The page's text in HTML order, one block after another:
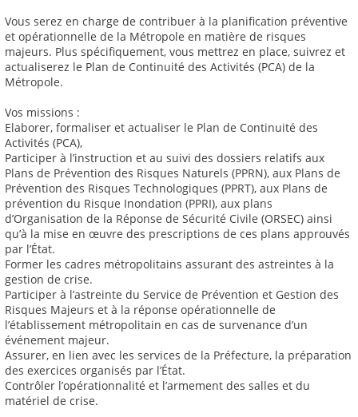
Vous serez en charge de contribuer à la planification préventive
et opérationnelle de la Métropole en matière de risques
majeurs. Plus spécifiquement, vous mettrez en place, suivrez et
actualiserez le Plan de Continuité des Activités (PCA) de la
Métropole.
Vos missions :
Elaborer, formaliser et actualiser le Plan de Continuité des
Activités (PCA),
Participer à l’instruction et au suivi des dossiers relatifs aux
Plans de Prévention des Risques Naturels (PPRN), aux Plans de
Prévention des Risques Technologiques (PPRT), aux Plans de
prévention du Risque Inondation (PPRI), aux plans
d’Organisation de la Réponse de Sécurité Civile (ORSEC) ainsi
qu’à la mise en œuvre des prescriptions de ces plans approuvés
par l’État.
Former les cadres métropolitains assurant des astreintes à la
gestion de crise.
Participer à l’astreinte du Service de Prévention et Gestion des
Risques Majeurs et à la réponse opérationnelle de
l’établissement métropolitain en cas de survenance d’un
événement majeur.
Assurer, en lien avec les services de la Préfecture, la préparation
des exercices organisés par l’État.
Contrôler l’opérationnalité et l’armement des salles et du
matériel de crise.